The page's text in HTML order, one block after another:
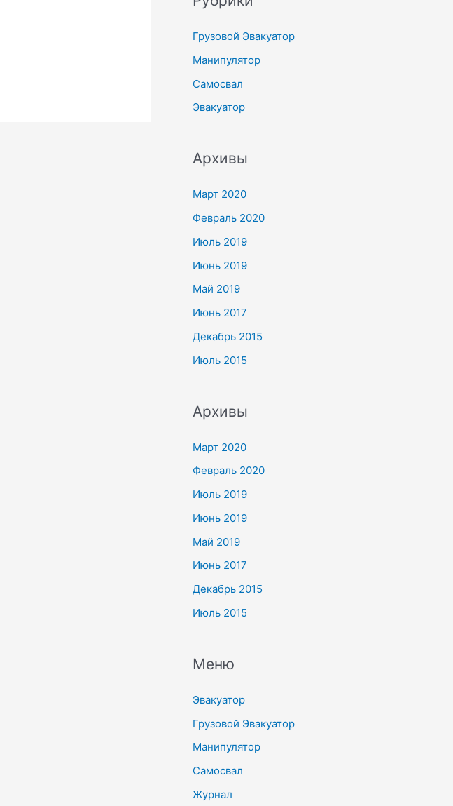
Грузовой Эвакуатор
Манипулятор
Самосвал
Эвакуатор
Архивы
Март 2020
Февраль 2020
Июль 2019
Июнь 2019
Май 2019
Июнь 2017
Декабрь 2015
Июль 2015
Архивы
Март 2020
Февраль 2020
Июль 2019
Июнь 2019
Май 2019
Июнь 2017
Декабрь 2015
Июль 2015
Меню
Эвакуатор
Грузовой Эвакуатор
Манипулятор
Самосвал
Журнал